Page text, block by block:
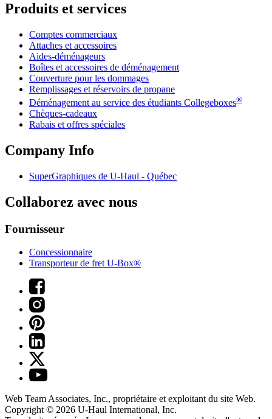
Produits et services
Comptes commerciaux
Attaches et accessoires
Aides-déménageurs
Boîtes et accessoires de déménagement
Couverture pour les dommages
Remplissages et réservoirs de propane
Déménagement au service des étudiants Collegeboxes®
Chèques-cadeaux
Rabais et offres spéciales
Company Info
SuperGraphiques de U-Haul - Québec
Collaborez avec nous
Fournisseur
Concessionnaire
Transporteur de fret U-Box®
Web Team Associates, Inc., propriétaire et exploitant du site Web.
Copyright © 2026 U-Haul International, Inc.